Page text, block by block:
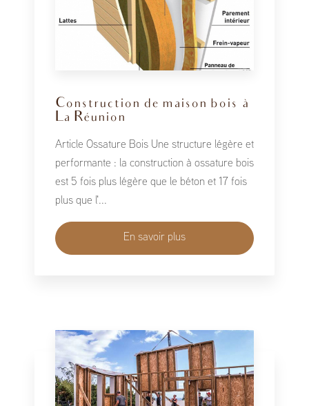
Construction de maison bois à
La Réunion
Article Ossature Bois Une structure légère et
performante : la construction à ossature bois
est 5 fois plus légère que le béton et 17 fois
plus que l'...
En savoir plus